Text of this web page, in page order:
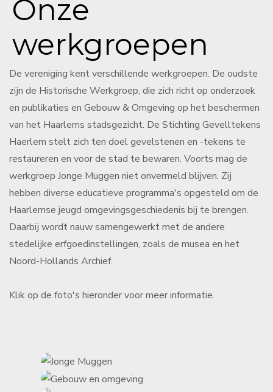
Onze
werkgroepen
De vereniging kent verschillende werkgroepen. De oudste
zijn de Historische Werkgroep, die zich richt op onderzoek
en publikaties en Gebouw & Omgeving op het beschermen
van het Haarlems stadsgezicht. De Stichting Gevelltekens
Haerlem stelt zich ten doel gevelstenen en -tekens te
restaureren en voor de stad te bewaren. Voorts mag de
werkgroep Jonge Muggen niet onvermeld blijven. Zij
hebben diverse educatieve programma's opgesteld om de
Haarlemse jeugd omgevingsgeschiedenis bij te brengen.
Daarbij wordt nauw samengewerkt met de andere
stedelijke erfgoedinstellingen, zoals de musea en het
Noord-Hollands Archief.
Klik op de foto's hieronder voor meer informatie.